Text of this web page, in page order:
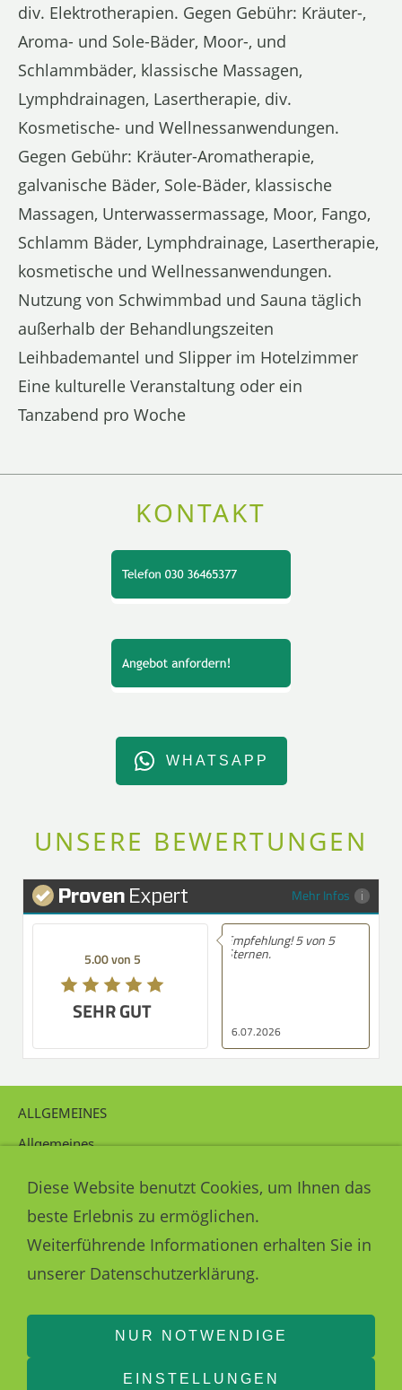
div. Elektrotherapien. Gegen Gebühr: Kräuter-,
Aroma- und Sole-Bäder, Moor-, und
Schlammbäder, klassische Massagen,
Lymphdrainagen, Lasertherapie, div.
Kosmetische- und Wellnessanwendungen.
Gegen Gebühr: Kräuter-Aromatherapie,
galvanische Bäder, Sole-Bäder, klassische
Massagen, Unterwassermassage, Moor, Fango,
Schlamm Bäder, Lymphdrainage, Lasertherapie,
kosmetische und Wellnessanwendungen.
Nutzung von Schwimmbad und Sauna täglich
außerhalb der Behandlungszeiten
Leihbademantel und Slipper im Hotelzimmer
Eine kulturelle Veranstaltung oder ein
Tanzabend pro Woche
KONTAKT
WHATSAPP
UNSERE BEWERTUNGEN
Mehr Infos
SEHR GUT
Empfehlung! 5 von 5
Sternen.
16.07.2026
Empfehlung! Sehr
Beratung.....Bei Fragen
ALLGEMEINES
Allgemeines
Impressum
Haftungsausschluss
Cookie Hinweisseite
Diese Website benutzt Cookies, um Ihnen das
beste Erlebnis zu ermöglichen.
Weiterführende Informationen erhalten Sie in
unserer Datenschutzerklärung.
NUR NOTWENDIGE
EINSTELLUNGEN